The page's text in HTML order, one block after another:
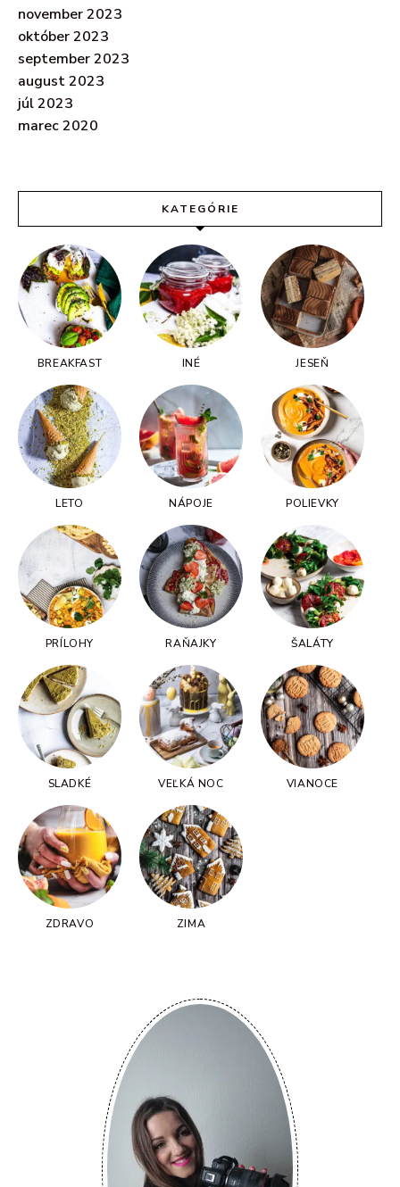
november 2023
október 2023
september 2023
august 2023
júl 2023
marec 2020
KATEGÓRIE
BREAKFAST INÉ JESEŇ
LETO NÁPOJE POLIEVKY
PRÍLOHY RAŇAJKY ŠALÁTY
SLADKÉ VEĽKÁ NOC VIANOCE
ZDRAVO ZIMA